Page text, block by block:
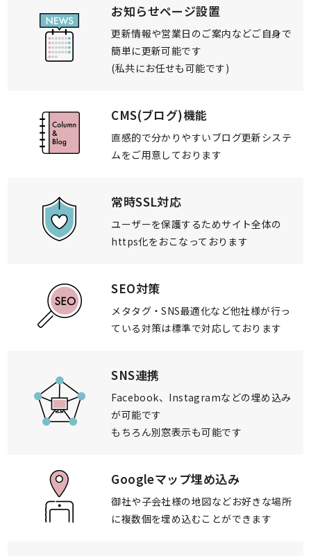
お知らせページ設置
更新情報や営業日のご案内などご自身で
簡単に更新可能です
(私共にお任せも可能です)
CMS(ブログ)機能
直感的で分かりやすいブログ更新システ
ムをご用意しております
常時SSL対応
ユーザーを保護するためサイト全体の
https化をおこなっております
SEO対策
メタタグ・SNS最適化など他社様が行っ
ている対策は標準で対応しております
SNS連携
Facebook、Instagramなどの埋め込み
が可能です
もちろん別窓表示も可能です
Googleマップ埋め込み
御社や子会社様の地図などお好きな場所
に複数個を埋め込むことができます